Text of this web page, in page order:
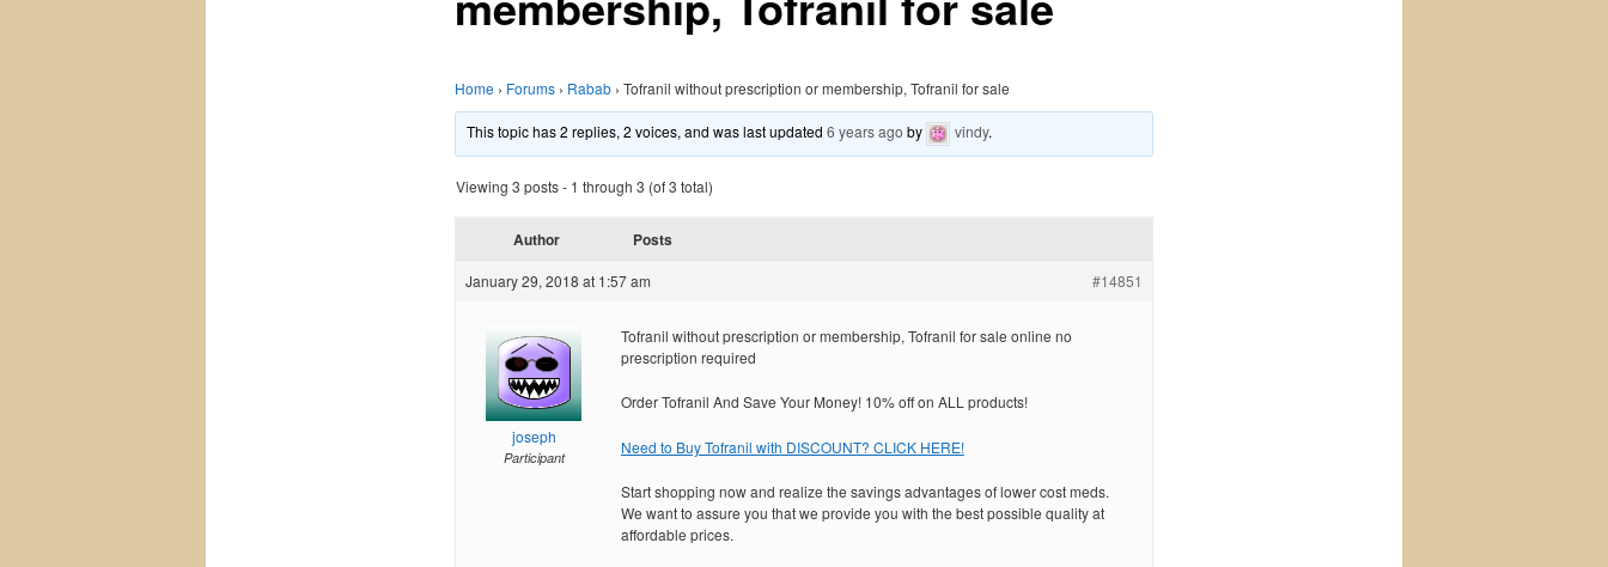
Home › Forums › Rabab › Tofranil without prescription or membership, Tofranil for sale
This topic has 2 replies, 2 voices, and was last updated6 years ago by vindy.
Viewing 3 posts - 1 through 3 (of 3 total)
Author Posts
January 29, 2018 at 1:57 am #14851
joseph
Participant
Tofranil without prescription or membership, Tofranil for sale online no
prescription required
Order Tofranil And Save Your Money! 10% off on ALL products!
Need to Buy Tofranil with DISCOUNT? CLICK HERE!
Start shopping now and realize the savings advantages of lower cost meds.
We want to assure you that we provide you with the best possible quality at
affordable prices.